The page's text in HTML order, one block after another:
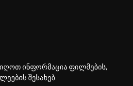
ინფორმაცია ფილმების,
შესახებ.